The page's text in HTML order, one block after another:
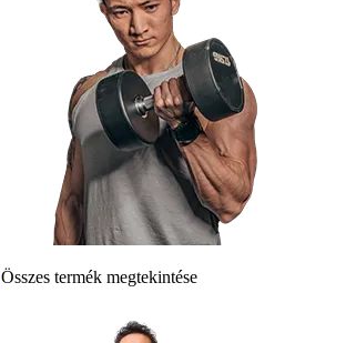
Összes termék megtekintése